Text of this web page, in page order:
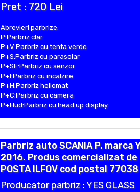
Pret : 720 Lei
Abrevieri parbrize:
P:Parbriz clar
P+V:Parbriz cu tenta verde
P+S:Parbriz cu parasolar
P+SE:Parbriz cu senzor
P+I:Parbriz cu incalzire
P+H:Parbriz heliomat
P+C:Parbriz cu camera
P+Hud:Parbriz cu head up display
Parbriz auto SCANIA P, marca
2016. Produs comercializat
POSTA ILFOV cod postal 77038
Producator parbriz : YES GLASS